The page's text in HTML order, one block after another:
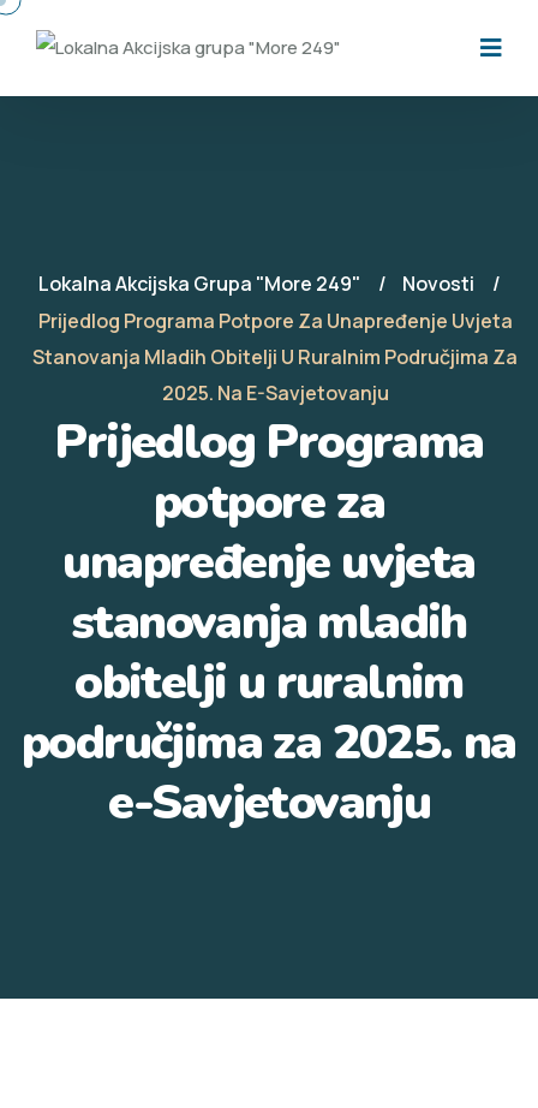
Lokalna Akcijska Grupa "More 249"
Novosti
Prijedlog Programa Potpore Za Unapređenje Uvjeta
Stanovanja Mladih Obitelji U Ruralnim Područjima Za
2025. Na E-Savjetovanju
Prijedlog Programa
potpore za
unapređenje uvjeta
stanovanja mladih
obitelji u ruralnim
područjima za 2025. na
e-Savjetovanju